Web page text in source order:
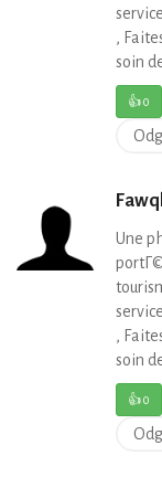
,
soin
👍0
Une
,
soin
👍0